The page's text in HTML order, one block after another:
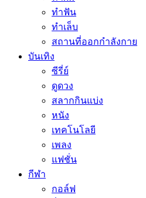
ทำฟัน
ทำเล็บ
สถานที่ออกกำลังกาย
บันเทิง
ซีรี่ย์
ดูดวง
สลากกินแบ่ง
หนัง
เทคโนโลยี
เพลง
แฟชั่น
กีฬา
กอล์ฟ